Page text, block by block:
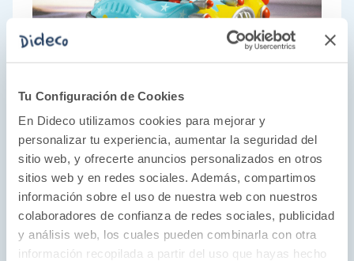
Tu Configuración de Cookies
En Dideco utilizamos cookies para mejorar y
personalizar tu experiencia, aumentar la seguridad del
sitio web, y ofrecerte anuncios personalizados en otros
sitios web y en redes sociales. Además, compartimos
información sobre el uso de nuestra web con nuestros
colaboradores de confianza de redes sociales, publicidad
y análisis web, los cuales pueden combinarla con otra
información recopilada a partir del uso que hayas hecho
El juego como parte del desarrollo
Juguetes educativos desde 1954 con un toque
estético único y artístico. Descubre juguetes
para todas las edades de la mano de los